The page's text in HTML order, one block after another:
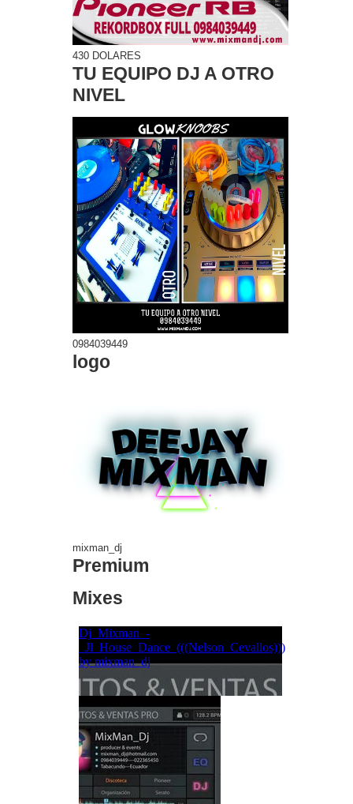
430 DOLARES
TU EQUIPO DJ A OTRO
NIVEL
0984039449
logo
mixman_dj
Premium
Mixes